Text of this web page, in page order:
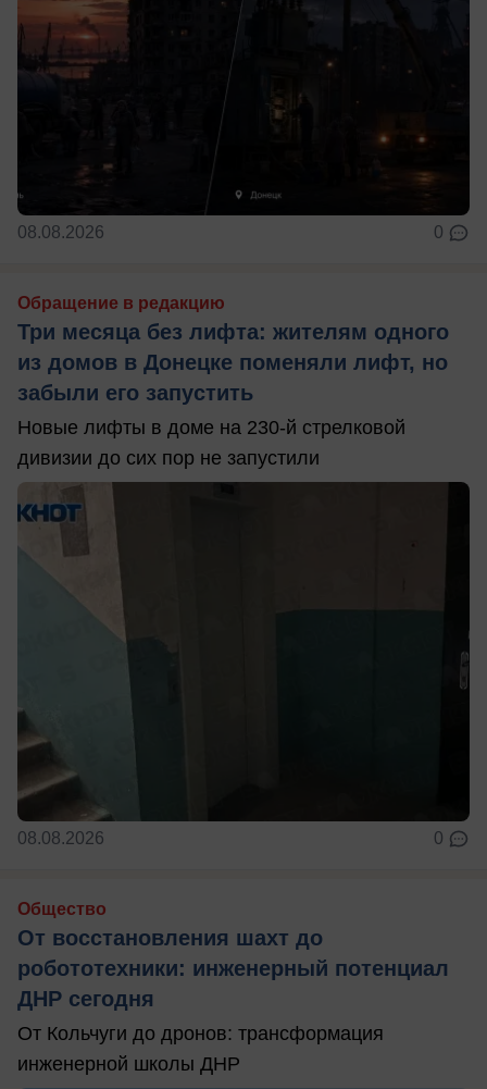
08.08.2026 0
Обращение в редакцию
Три месяца без лифта: жителям одного
из домов в Донецке поменяли лифт, но
забыли его запустить
Новые лифты в доме на 230-й стрелковой
дивизии до сих пор не запустили
08.08.2026 0
Общество
От восстановления шахт до
робототехники: инженерный потенциал
ДНР сегодня
От Кольчуги до дронов: трансформация
инженерной школы ДНР